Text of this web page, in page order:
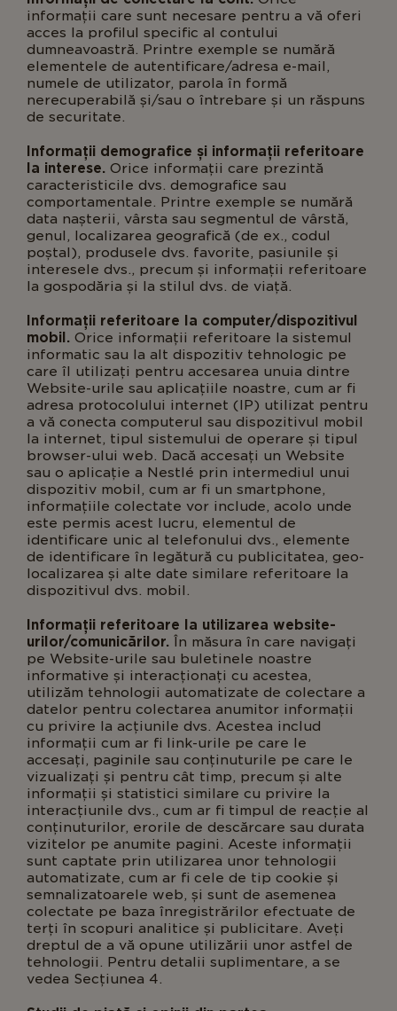
informații care sunt necesare pentru a vă oferi
acces la profilul specific al contului
dumneavoastră. Printre exemple se numără
elementele de autentificare/adresa e-mail,
numele de utilizator, parola în formă
nerecuperabilă și/sau o întrebare și un răspuns
de securitate.
Informații demografice și informații referitoare
la interese. Orice informații care prezintă
caracteristicile dvs. demografice sau
comportamentale. Printre exemple se numără
data nașterii, vârsta sau segmentul de vârstă,
genul, localizarea geografică (de ex., codul
poștal), produsele dvs. favorite, pasiunile și
interesele dvs., precum și informații referitoare
la gospodăria și la stilul dvs. de viață.
Informații referitoare la computer/dispozitivul
mobil. Orice informații referitoare la sistemul
informatic sau la alt dispozitiv tehnologic pe
care îl utilizați pentru accesarea unuia dintre
Website-urile sau aplicațiile noastre, cum ar fi
adresa protocolului internet (IP) utilizat pentru
a vă conecta computerul sau dispozitivul mobil
la internet, tipul sistemului de operare și tipul
browser-ului web. Dacă accesați un Website
sau o aplicație a Nestlé prin intermediul unui
dispozitiv mobil, cum ar fi un smartphone,
informațiile colectate vor include, acolo unde
este permis acest lucru, elementul de
identificare unic al telefonului dvs., elemente
de identificare în legătură cu publicitatea, geo-
localizarea și alte date similare referitoare la
dispozitivul dvs. mobil.
Informații referitoare la utilizarea website-
urilor/comunicărilor. În măsura în care navigați
pe Website-urile sau buletinele noastre
informative și interacționați cu acestea,
utilizăm tehnologii automatizate de colectare a
datelor pentru colectarea anumitor informații
cu privire la acțiunile dvs. Acestea includ
informații cum ar fi link-urile pe care le
accesați, paginile sau conținuturile pe care le
vizualizați și pentru cât timp, precum și alte
informații și statistici similare cu privire la
interacțiunile dvs., cum ar fi timpul de reacție al
conținuturilor, erorile de descărcare sau durata
vizitelor pe anumite pagini. Aceste informații
sunt captate prin utilizarea unor tehnologii
automatizate, cum ar fi cele de tip cookie și
semnalizatoarele web, și sunt de asemenea
colectate pe baza înregistrărilor efectuate de
terți în scopuri analitice și publicitare. Aveți
dreptul de a vă opune utilizării unor astfel de
tehnologii. Pentru detalii suplimentare, a se
vedea Secțiunea 4.